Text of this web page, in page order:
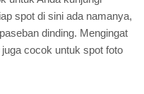
spot di sini ada namanya,
dinding. Mengingat
cocok untuk spot foto